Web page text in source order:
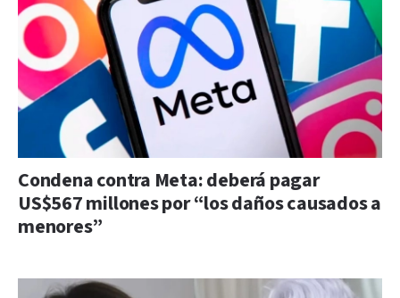
Condena contra Meta: deberá pagar
US$567 millones por “los daños causados a
menores”